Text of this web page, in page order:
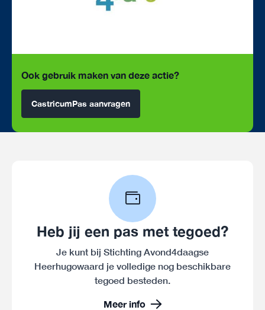
Ook gebruik maken van deze actie?
CastricumPas aanvragen
Heb jij een pas met tegoed?
Je kunt bij Stichting Avond4daagse
Heerhugowaard je volledige nog beschikbare
tegoed besteden.
Meer info